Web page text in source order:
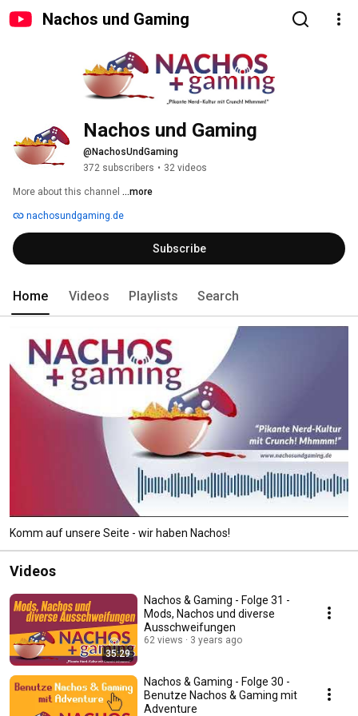
Nachos und Gaming
Nachos und Gaming
@NachosUndGaming
372 subscribers • 32 videos
More about this channel ...more
nachosundgaming.de
Subscribe
Home Videos Playlists Search
Komm auf unsere Seite - wir haben Nachos!
Videos
35:29
Nachos & Gaming - Folge 31 -
Mods, Nachos und diverse
Ausschweifungen
62 views 3 years ago
Nachos & Gaming - Folge 30 -
Benutze Nachos & Gaming mit
Adventure